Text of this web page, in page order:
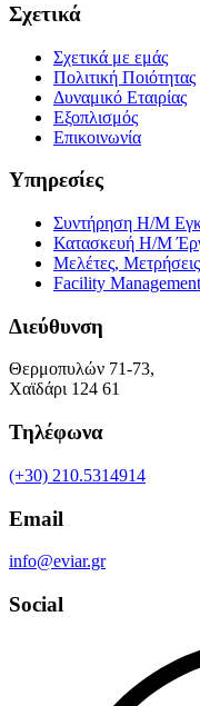
Σχετικά
Σχετικά με εμάς
Πολιτική Ποιότητας
Δυναμικό Εταιρίας
Εξοπλισμός
Επικοινωνία
Υπηρεσίες
Συντήρηση Η/Μ
Κατασκευή Η/Μ
Μελέτες,
Facility Management
Διεύθυνση
Θερμοπυλών 71-73,
Χαϊδάρι 124 61
Τηλέφωνα
(+30) 210.5314914
Email
info@eviar.gr
Social